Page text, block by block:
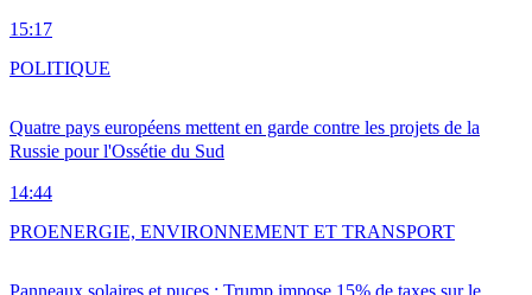
15:17
Quatre pays européens mettent en garde contre les projets de la
Russie pour l'Ossétie du Sud
14:44
POLITIQUE
PROENERGIE, ENVIRONNEMENT ET TRANSPORT